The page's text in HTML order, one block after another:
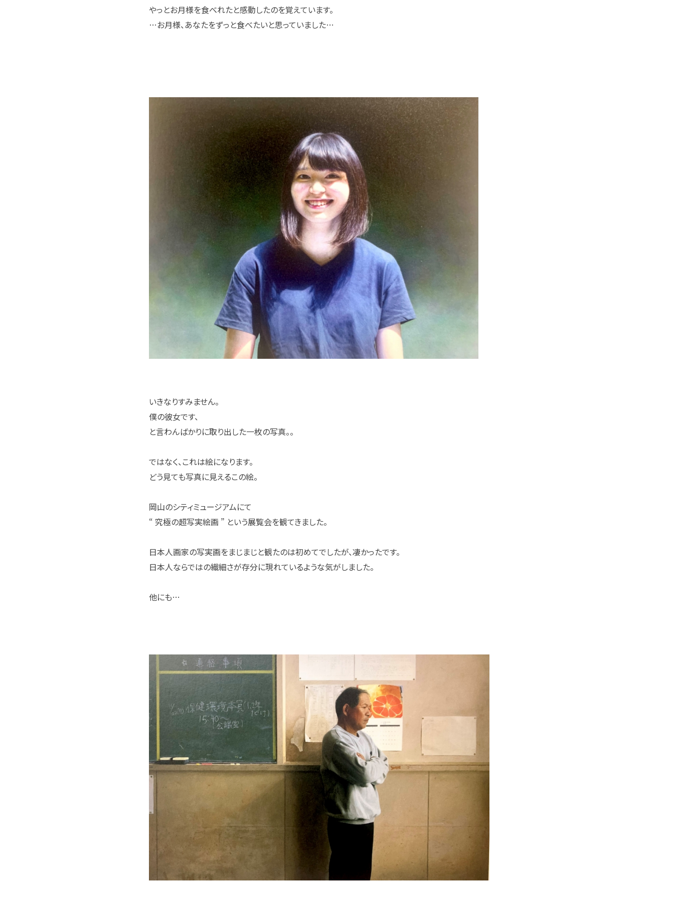
やっとお月様を食べれたと感動したのを覚えています。
…お月様、あなたをずっと食べたいと思っていました…
いきなりすみません。
僕の彼女です、
と言わんばかりに取り出した一枚の写真。。
ではなく、これは絵になります。
どう見ても写真に見えるこの絵。
岡山のシティミュージアムにて
“ 究極の超写実絵画 ” という展覧会を観てきました。
日本人画家の写実画をまじまじと観たのは初めてでしたが、凄かったです。
日本人ならではの繊細さが存分に現れているような気がしました。
他にも…